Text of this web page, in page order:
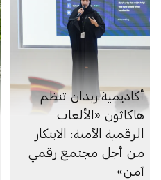
أكاديمية ربدان تنظم
هاكاثون «الألعاب
الرقمية الآمنة: الابتكار
من أجل مجتمع رقمي
آمن»